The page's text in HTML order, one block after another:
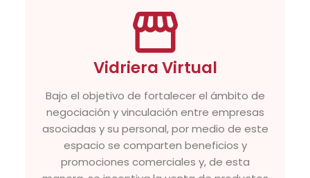
Vidriera Virtual
Bajo el objetivo de fortalecer el ámbito de
negociación y vinculación entre empresas
asociadas y su personal, por medio de este
espacio se comparten beneficios y
promociones comerciales y, de esta